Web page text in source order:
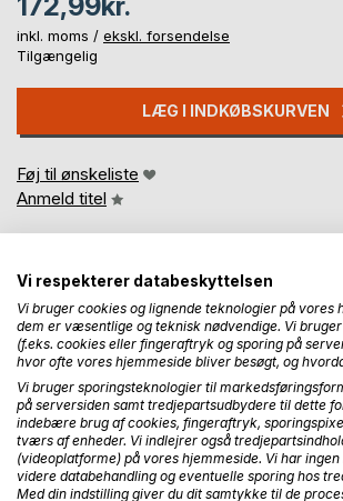
inkl. moms / ekskl. forsendelse
Tilgængelig
LÆG I INDKØBSKURVEN
Føj til ønskeliste
Anmeld titel
BESKRIVELSE
Unleash your creativity in this coloring
embrace the serenity of the moment,
meditative voyage through art with A
Vi respekterer databeskyttelsen
Vi bruger cookies og lignende teknologier på vores
dem er væsentlige og teknisk nødvendige. Vi
(f.eks. cookies eller fingeraftryk og sporing på
hvor ofte vores hjemmeside bliver besøgt, og
Vi bruger sporingsteknologier til
på serversiden samt tredjepartsudbydere til dette
indebære brug af cookies, fingeraftryk,
tværs af enheder. Vi indlejrer også
(videoplatforme) på vores hjemmeside. Vi har
videre databehandling og eventuelle sporing hos
Med din indstilling giver du dit samtykke til de